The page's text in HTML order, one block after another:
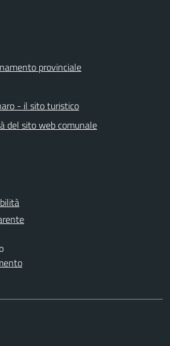
provinciale
- il sito turistico
del sito web comunale